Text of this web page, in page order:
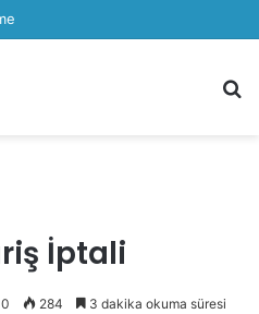
Yapılır
İptali
0 284 3 dakika okuma süresi